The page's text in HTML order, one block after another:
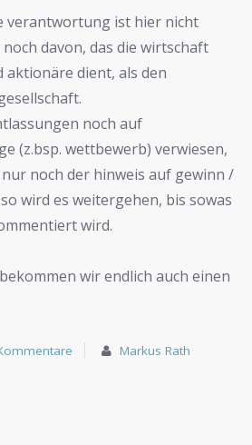
verantwortung ist hier nicht
davon, das die wirtschaft
aktionäre dient, als den
noch auf
(z.bsp. wettbewerb) verwiesen,
noch der hinweis auf gewinn /
wird es weitergehen, bis sowas
wird.
wir endlich auch einen
Markus Rath